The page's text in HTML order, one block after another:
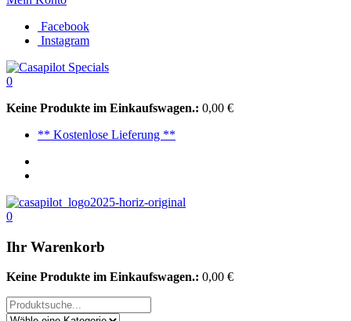
Facebook
Instagram
0
Keine Produkte im Einkaufswagen.: 0,00 €
** Kostenlose Lieferung **
0
Ihr Warenkorb
Keine Produkte im Einkaufswagen.: 0,00 €